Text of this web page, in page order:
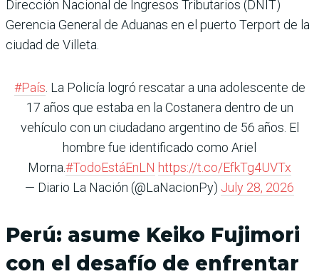
Dirección Nacional de Ingresos Tributarios (DNIT)
Gerencia General de Aduanas en el puerto Terport de la
ciudad de Villeta.
#País . La Policía logró rescatar a una adolescente de
17 años que estaba en la Costanera dentro de un
vehículo con un ciudadano argentino de 56 años. El
hombre fue identificado como Ariel
Morna.#TodoEstáEnLN https://t.co/EfkTg4UVTx
— Diario La Nación (@LaNacionPy) July 28, 2026
Perú: asume Keiko Fujimori
con el desafío de enfrentar